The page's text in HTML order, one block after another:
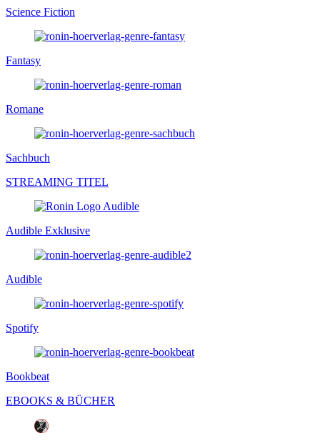
Science Fiction
Fantasy
Romane
Sachbuch
STREAMING TITEL
Audible Exklusive
Audible
Spotify
Bookbeat
EBOOKS & BÜCHER